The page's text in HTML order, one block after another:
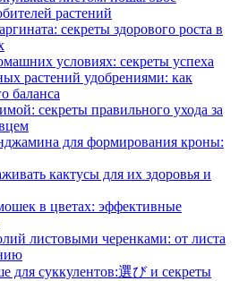
растений
секреты здорового роста в
условиях: секреты успеха
растений удобрениями: как
баланса
секреты правильного ухода за
для формирования кроны:
кактусы для их здоровья и
в цветах: эффективные
листовыми черенками: от листа
для суккулентов:選び и секреты